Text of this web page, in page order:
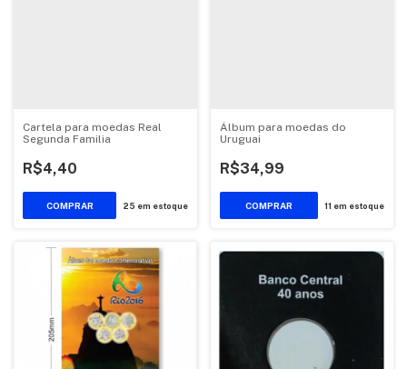
Cartela para moedas Real
Segunda Familia
R$4,40
25 em estoque
Álbum para moedas do
Uruguai
R$34,99
11 em estoque